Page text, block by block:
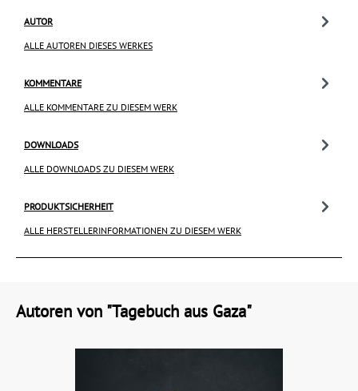
AUTOR
ALLE AUTOREN DIESES WERKES
KOMMENTARE
ALLE KOMMENTARE ZU DIESEM WERK
DOWNLOADS
ALLE DOWNLOADS ZU DIESEM WERK
PRODUKTSICHERHEIT
ALLE HERSTELLERINFORMATIONEN ZU DIESEM WERK
Autoren von "Tagebuch aus Gaza"